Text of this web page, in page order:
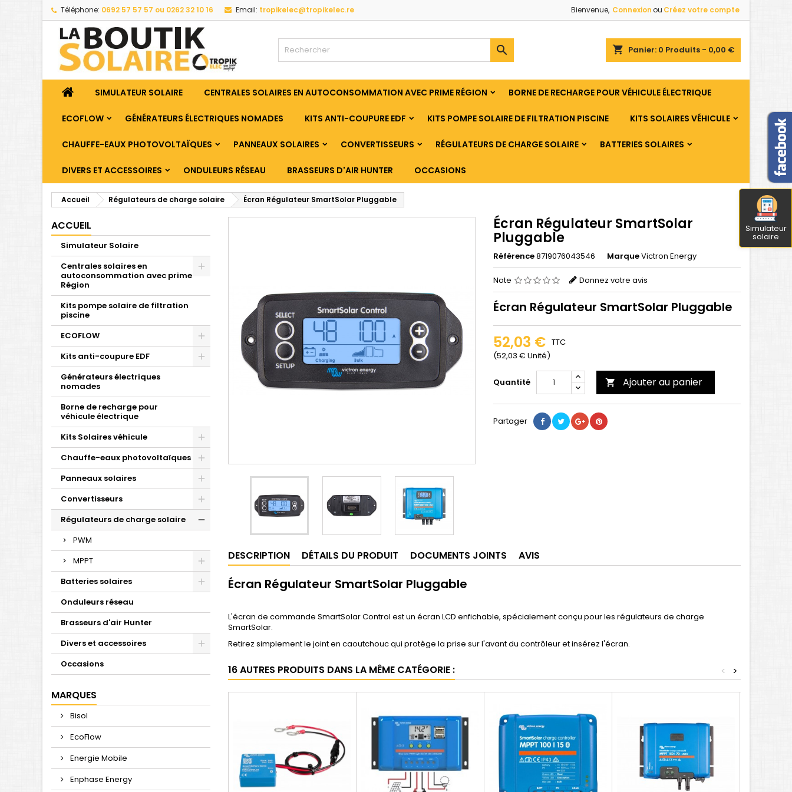
Téléphone: 0692 57 57 57 ou 0262 32 10 16 Email: tropikelec@tropikelec.re Bienvenue, Connexionou Créez votre compte
shopping_cart Panier: 0 Produits - 0,00 €

SIMULATEUR SOLAIRE CENTRALES SOLAIRES EN AUTOCONSOMMATION AVEC PRIME RÉGION BORNE DE RECHARGE POUR VÉHICULE ÉLECTRIQUE
ECOFLOW GÉNÉRATEURS ÉLECTRIQUES NOMADES KITS ANTI-COUPURE EDF KITS POMPE SOLAIRE DE FILTRATION PISCINE KITS SOLAIRES VÉHICULE
CHAUFFE-EAUX PHOTOVOLTAÏQUES PANNEAUX SOLAIRES CONVERTISSEURS RÉGULATEURS DE CHARGE SOLAIRE BATTERIES SOLAIRES
DIVERS ET ACCESSOIRES ONDULEURS RÉSEAU BRASSEURS D'AIR HUNTER OCCASIONS
Accueil Régulateurs de charge solaire Écran Régulateur SmartSolar Pluggable
ACCUEIL
Simulateur Solaire
Centrales solaires en
autoconsommation avec prime
Région
Kits pompe solaire de filtration
piscine
ECOFLOW
Kits anti-coupure EDF
Générateurs électriques
nomades
Borne de recharge pour
véhicule électrique
Kits Solaires véhicule
Chauffe-eaux photovoltaïques
Panneaux solaires
Convertisseurs
Régulateurs de charge solaire
PWM
MPPT
Batteries solaires
Onduleurs réseau
Brasseurs d'air Hunter
Divers et accessoires
Occasions
MARQUES
Bisol
EcoFlow
Energie Mobile
Enphase Energy
Écran Régulateur SmartSolar
Pluggable
Référence8719076043546 MarqueVictron Energy
Note Donnez votre avis
Écran Régulateur SmartSolar Pluggable
52,03 €
(52,03 € Unité)
TTC
Quantité  Ajouter au panier
Partager
DESCRIPTION DÉTAILS DU PRODUIT DOCUMENTS JOINTS AVIS
Écran Régulateur SmartSolar Pluggable
L'écran de commande SmartSolar Control est un écran LCD enfichable, spécialement conçu pour les régulateurs de charge
SmartSolar.
Retirez simplement le joint en caoutchouc qui protège la prise sur l'avant du contrôleur et insérez l'écran.
16 AUTRES PRODUITS DANS LA MÊME CATÉGORIE : >
<
Simulateur
solaire